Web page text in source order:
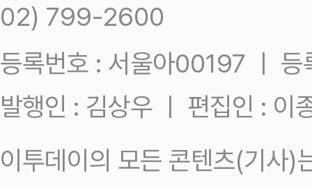
02) 799-2600
등록번호 : 서울아00197 ㅣ
발행인 : 김상우 ㅣ 편집인 : 이
이투데이의 모든 콘텐츠(기사)